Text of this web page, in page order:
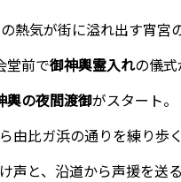
熱気が街に溢れ出す宵宮
堂前で御神輿霊入れの儀式
輿の夜間渡御がスタート。
由比ガ浜の通りを練り歩
声と、沿道から声援を送